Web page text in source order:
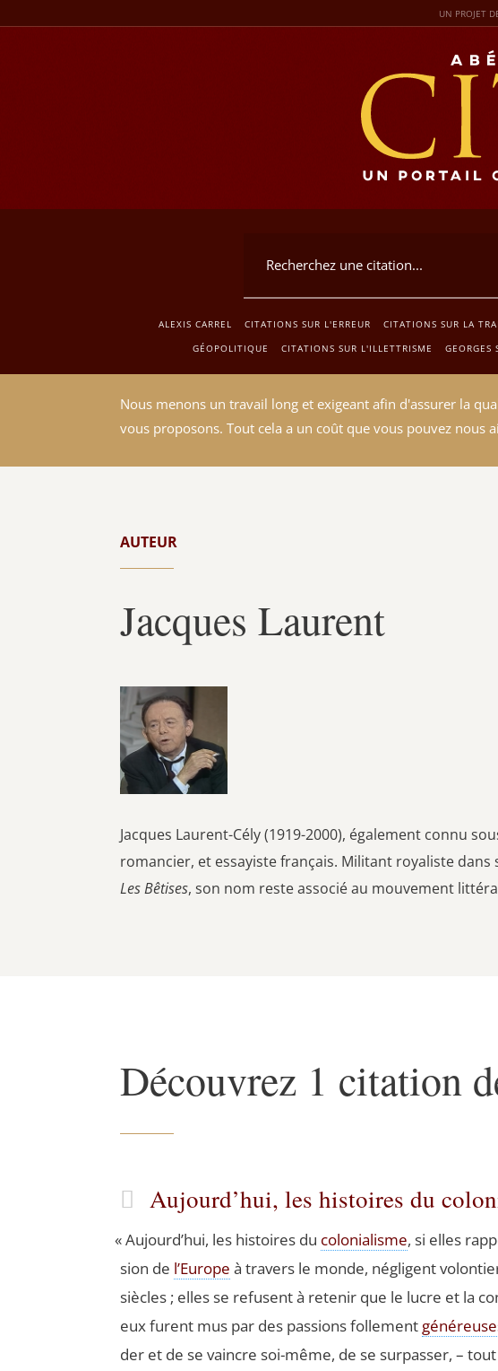
UN PROJET
ALEXIS CARREL CITATIONS SUR L'ERREUR CITATIONS SUR LA
GÉOPOLITIQUE
CITATIONS SUR L'ILLETTRISME GEORGES
Nous menons un travail long et exigeant afin d'assurer la
vous proposons. Tout cela a un coût que vous pouvez nous
AUTEUR
Jacques Laurent
Jacques Laurent-Cély (1919-2000), également connu
romancier, et essayiste français. Militant royaliste
Les Bêtises, son nom reste associé au mouvement
Découvrez 1 citation
Aujourd’hui, les histoires du
«Aujourd’­hui, les his­toires du colo­nia­lisme, si elles
sion de l’Eu­rope à tra­vers le monde, négligent
siècles ; elles se refusent à rete­nir que le lucre et la
eux furent mus par des pas­sions fol­le­ment
der et de se vaincre soi-même, de se sur­pas­ser, –